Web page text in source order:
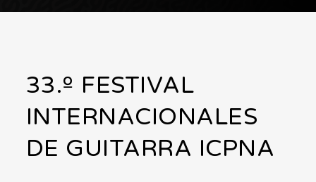
33.º FESTIVAL
INTERNACIONALES
DE GUITARRA ICPNA